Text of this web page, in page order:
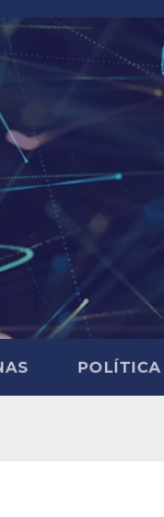
POLÍTICA